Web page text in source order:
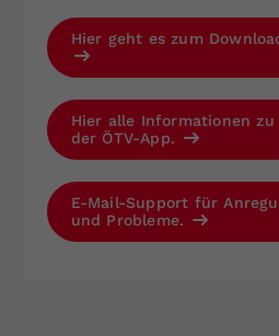
Hier geht es zum
Hier alle Informationen
der ÖTV-App.
E-Mail-Support für
und Probleme.